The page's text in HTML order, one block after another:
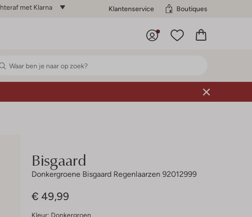
met Klarna Klantenservice Boutiques
Bisgaard
Donkergroene Bisgaard Regenlaarzen 92012999
€ 49,99
Kleur: Donkergroen